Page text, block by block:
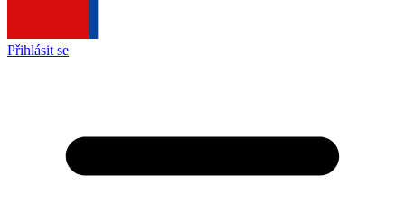
Přihlásit se